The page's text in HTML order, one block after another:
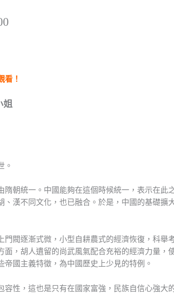
看！
姐
。
隋朝統一。中國能夠在這個時候統一， 表示在此
、 漢不同文化，也已融合。於是，中國的基礎擴
門閥逐漸式微，小型自耕農式的經濟恢復， 科舉
面， 胡人遺留的尚武風氣配合充裕的經濟力量，
國主義特徵， 為中國歷史上少見的特例。
容性， 這也是只有在國家富強，民族自信心強大